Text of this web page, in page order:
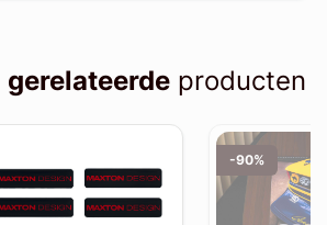
gerelateerdeproducten
-90%